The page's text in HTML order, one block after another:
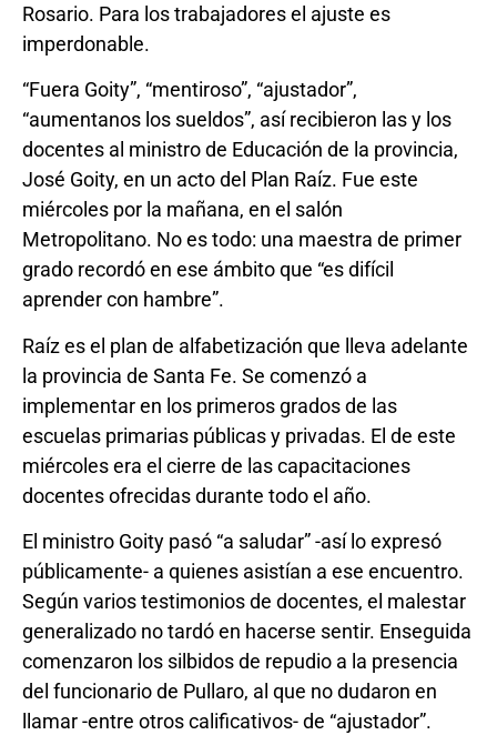
Rosario. Para los trabajadores el ajuste es
imperdonable.
“Fuera Goity”, “mentiroso”, “ajustador”,
“aumentanos los sueldos”, así recibieron las y los
docentes al ministro de Educación de la provincia,
José Goity, en un acto del Plan Raíz. Fue este
miércoles por la mañana, en el salón
Metropolitano. No es todo: una maestra de primer
grado recordó en ese ámbito que “es difícil
aprender con hambre”.
Raíz es el plan de alfabetización que lleva adelante
la provincia de Santa Fe. Se comenzó a
implementar en los primeros grados de las
escuelas primarias públicas y privadas. El de este
miércoles era el cierre de las capacitaciones
docentes ofrecidas durante todo el año.
El ministro Goity pasó “a saludar” -así lo expresó
públicamente- a quienes asistían a ese encuentro.
Según varios testimonios de docentes, el malestar
generalizado no tardó en hacerse sentir. Enseguida
comenzaron los silbidos de repudio a la presencia
del funcionario de Pullaro, al que no dudaron en
llamar -entre otros calificativos- de “ajustador”.